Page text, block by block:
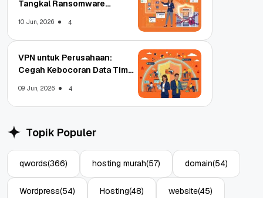
Tangkal Ransomware
10 Jun, 2026 4
VPN untuk Perusahaan:
Cegah Kebocoran Data Tim
09 Jun, 2026 4
Topik Populer
qwords(366) hosting murah(57) domain(54)
Wordpress(54) Hosting(48) website(45)